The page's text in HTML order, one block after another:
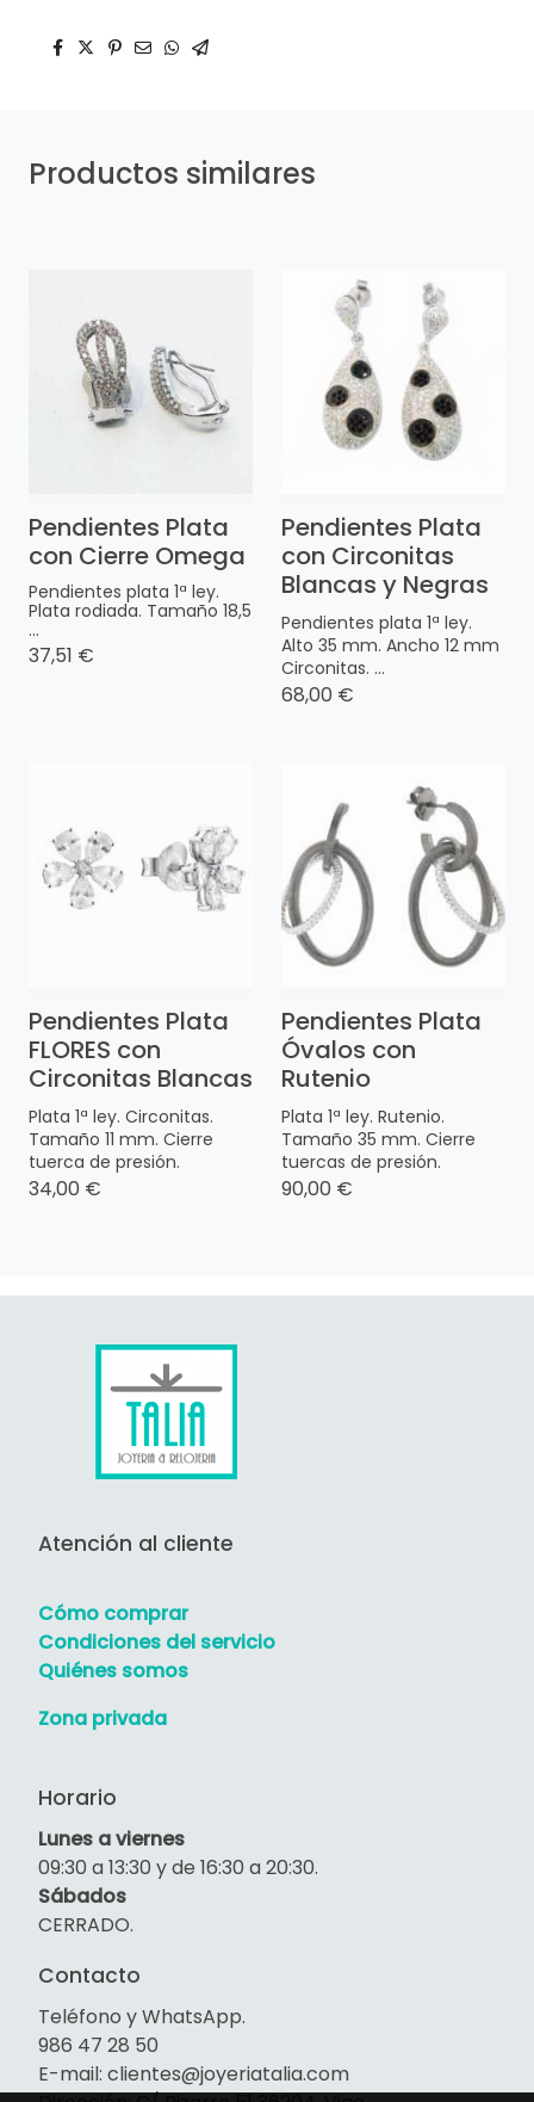
Productos similares
Pendientes Plata
con Cierre Omega
Pendientes plata 1ª ley.
Plata rodiada. Tamaño 18,5
...
37,51 €
Pendientes Plata
con Circonitas
Blancas y Negras
Pendientes plata 1ª ley.
Alto 35 mm. Ancho 12 mm
Circonitas. ...
68,00 €
Pendientes Plata
FLORES con
Circonitas Blancas
Plata 1ª ley. Circonitas.
Tamaño 11 mm. Cierre
tuerca de presión.
34,00 €
Pendientes Plata
Óvalos con
Rutenio
Plata 1ª ley. Rutenio.
Tamaño 35 mm. Cierre
tuercas de presión.
90,00 €
Atención al cliente
Cómo comprar
Condiciones del servicio
Quiénes somos
Zona privada
Horario
Lunes a viernes
09:30 a 13:30 y de 16:30 a 20:30.
Sábados
CERRADO.
Contacto
Teléfono y WhatsApp.
986 47 28 50
E-mail: clientes@joyeriatalia.com